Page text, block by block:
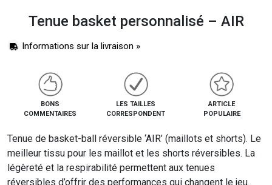
Tenue basket personnalisé – AIR
Informations sur la livraison »
BONS
COMMENTAIRES
LES TAILLES
CORRESPONDENT
ARTICLE
POPULAIRE
Tenue de basket-ball réversible ‘AIR’ (maillots et shorts). Le
meilleur tissu pour les maillot et les shorts réversibles. La
légèreté et la respirabilité permettent aux tenues
réversibles d’offrir des performances qui changent le jeu.